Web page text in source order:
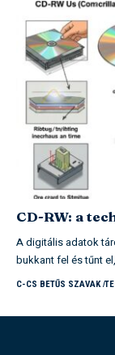
CD-RW: a
A digitális adatok
bukkant fel és tűnt
C-CS BETŰS SZAVAK